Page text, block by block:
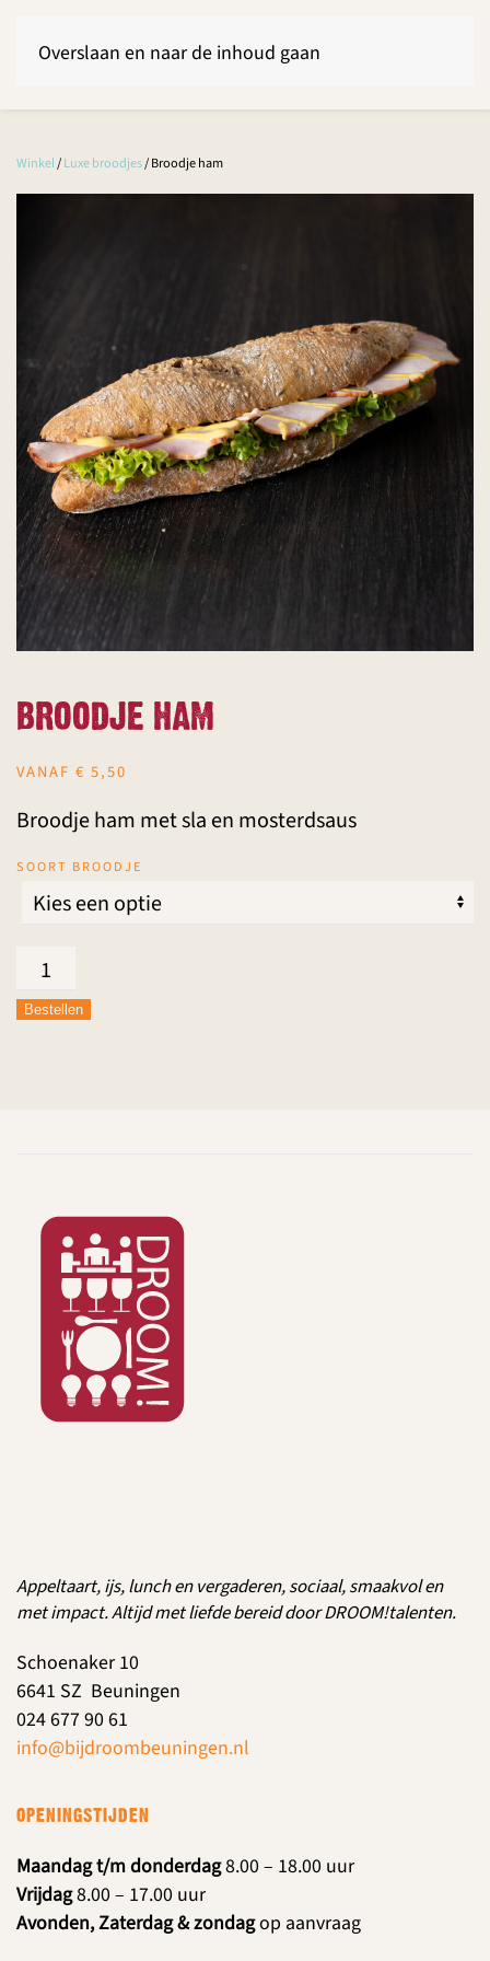
Overslaan en naar de inhoud gaan
Winkel /Luxe broodjes/ Broodje ham
BROODJE HAM
VANAF € 5,50
Broodje ham met sla en mosterdsaus
SOORT BROODJE
Broodje
ham
aantal
Bestellen
Appeltaart, ijs, lunch en vergaderen, sociaal, smaakvol en
met impact. Altijd met liefde bereid door DROOM!talenten.
Schoenaker 10
6641 SZ Beuningen
024 677 90 61
info@bijdroombeuningen.nl
OPENINGSTIJDEN
Maandag t/m donderdag8.00 – 18.00 uur
Vrijdag8.00 – 17.00 uur
Avonden, Zaterdag & zondagop aanvraag